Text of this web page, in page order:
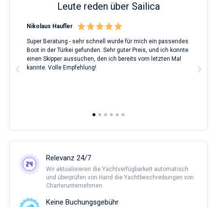
Leute reden über Sailica
Nikolaus Haufler
Super Beratung - sehr schnell wurde für mich ein passendes
Boot in der Türkei gefunden. Sehr guter Preis, und ich konnte
einen Skipper aussuchen, den ich bereits vom letzten Mal
kannte. Volle Empfehlung!
Relevanz 24/7
Wir aktualisieren die Yachtverfügbarkeit automatisch
und überprüfen von Hand die Yachtbeschreibungen von
Charterunternehmen.
Keine Buchungsgebühr